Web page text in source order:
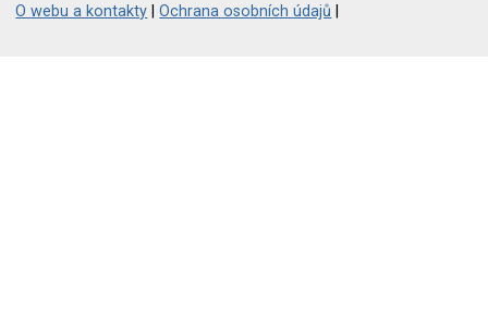
O webu a kontakty |Ochrana osobních údajů